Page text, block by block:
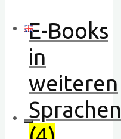
E-Books
in
weiteren
Sprachen